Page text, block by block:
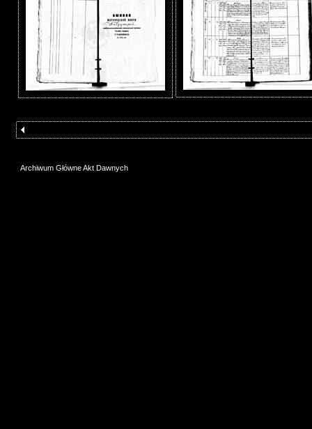
Archiwum Główne Akt Dawnych